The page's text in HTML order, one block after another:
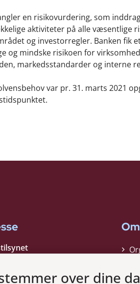
en risikovurdering, som
aktiviteter på alle væsentlige
og investorregler. Banken fik
og mindske risikoen for
markedsstandarder og interne
var pr. 31. marts 2021
K
over dine